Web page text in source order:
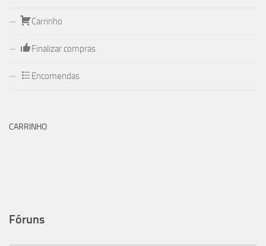
Carrinho
Finalizar compras
Encomendas
CARRINHO
Fóruns